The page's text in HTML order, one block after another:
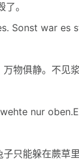
。
Sonst war es
物俱静。不见
nur
只能躲在蕨草里